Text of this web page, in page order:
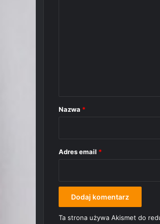
rNazwa *
Adres email *
Ta strona używa Akismet do